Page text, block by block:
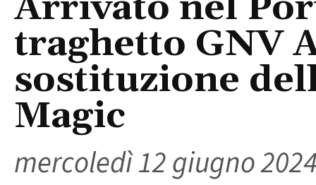
traghetto GNV
sostituzione
Magic
mercoledì 12 giugno